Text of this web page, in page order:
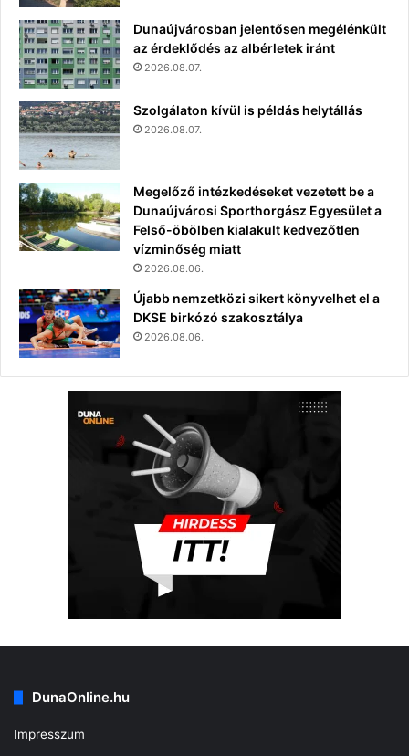
Dunaújvárosban jelentősen megélénkült
az érdeklődés az albérletek iránt
2026.08.07.
Szolgálaton kívül is példás helytállás
2026.08.07.
Megelőző intézkedéseket vezetett be a
Dunaújvárosi Sporthorgász Egyesület a
Felső-öbölben kialakult kedvezőtlen
vízminőség miatt
2026.08.06.
Újabb nemzetközi sikert könyvelhet el a
DKSE birkózó szakosztálya
2026.08.06.
DunaOnline.hu
Impresszum